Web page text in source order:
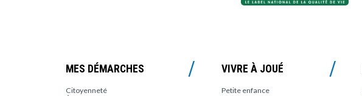
MES DÉMARCHES
Citoyenneté
VIVRE À JOUÉ
Petite enfance